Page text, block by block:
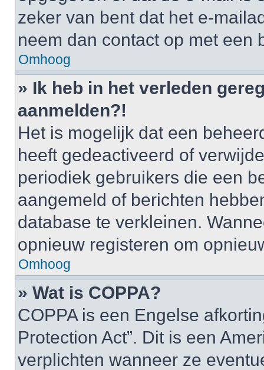
zeker van bent dat het e-
neem dan contact op met een
Omhoog
» Ik heb in het verleden
aanmelden?!
Het is mogelijk dat een
heeft gedeactiveerd of
periodiek gebruikers die een
aangemeld of berichten
database te verkleinen.
opnieuw registeren om
Omhoog
» Wat is COPPA?
COPPA is een Engelse
Protection Act”. Dit is een
verplichten wanneer ze